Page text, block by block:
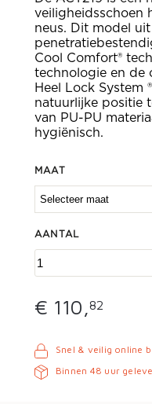
veiligheidsschoen
neus. Dit model
Cool Comfort®
technologie en de
Heel Lock System
natuurlijke positie
van PU-PU
hygiënisch.
MAAT
AANTAL
€ 110,82
Snel & veilig online
Binnen 48 uur